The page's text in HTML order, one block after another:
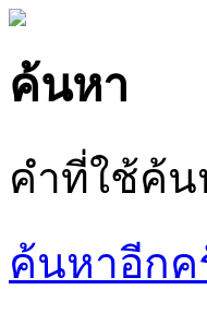
ค้นหา
คำที่ใช้ค้น
ค้นหาอีกค